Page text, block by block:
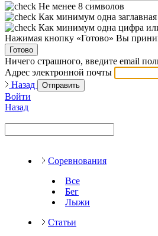
Не менее 8 символов
Как минимум одна заглавная
Как минимум одна цифра
Нажимая кнопку «Готово» Вы
Готово
Ничего страшного, введите email
Адрес электронной почты
Назад
Отправить
Войти
Назад
Соревнования
Все
Бег
Лыжи
Статьи